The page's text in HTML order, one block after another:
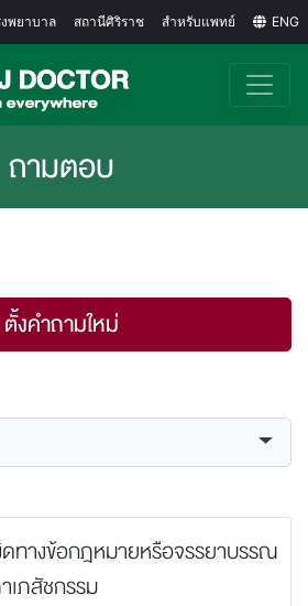
งพยาบาล สถานีศิริราช สำหรับแพทย์ ENG
ถามตอบ
ตั้งคำถามใหม่
ทางข้อกฎหมายหรือจรรยาบรรณ
เภสัชกรรม